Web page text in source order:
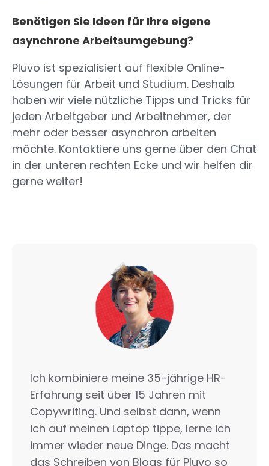
Benötigen Sie Ideen für Ihre eigene
asynchrone Arbeitsumgebung?
Pluvo ist spezialisiert auf flexible Online-
Lösungen für Arbeit und Studium. Deshalb
haben wir viele nützliche Tipps und Tricks für
jeden Arbeitgeber und Arbeitnehmer, der
mehr oder besser asynchron arbeiten
möchte. Kontaktiere uns gerne über den Chat
in der unteren rechten Ecke und wir helfen dir
gerne weiter!
Ich kombiniere meine 35-jährige HR-
Erfahrung seit über 15 Jahren mit
Copywriting. Und selbst dann, wenn
ich auf meinen Laptop tippe, lerne ich
immer wieder neue Dinge. Das macht
das Schreiben von Blogs für Pluvo so